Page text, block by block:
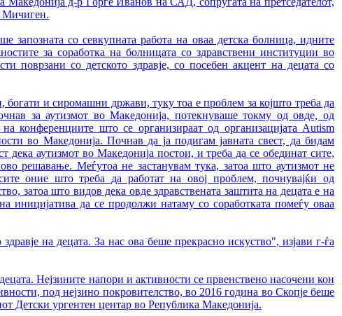
Мичиген.
запозната со севкупната работа на оваа детска болница, идните
за соработка на болницата со здравствени институции во
поврзани со детското здравје, со посебен акцент на децата со
богати и сиромашни држави, туку тоа е проблем за којшто треба да
за аутизмот во Македонија, потекнуваше токму од овде, од
конференциите што се организираат од организацијата Autism
во Македонија. Почнав да ја подигам јавната свест, да бидам
дека аутизмот во Македонија постои, и треба да се обединат сите,
решавање. Меѓутоа не застанувам тука, затоа што аутизмот не
оние што треба да работат на овој проблем, почнувајќи од
затоа што видов дека овде здравствената заштита на децата е на
иницијатива да се продолжи натаму со соработката помеѓу оваа
на децата. За нас ова беше прекрасно искуство", изјави г-ѓа
Нејзините напори и активности се првенствено насочени кон
под нејзино покровителство, во 2016 година во Скопје беше
Детски ургентен центар во Република Македонија.